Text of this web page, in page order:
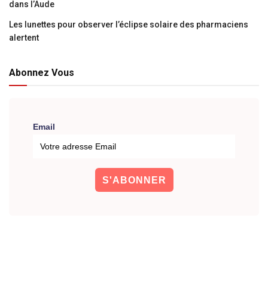
dans l’Aude
Les lunettes pour observer l’éclipse solaire des pharmaciens
alertent
Abonnez Vous
Email